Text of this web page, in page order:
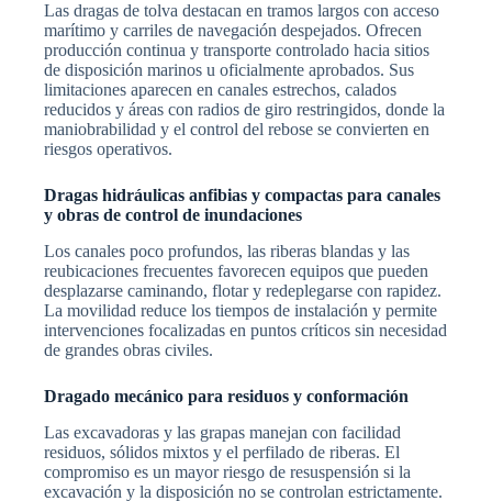
Las dragas de tolva destacan en tramos largos con acceso
marítimo y carriles de navegación despejados. Ofrecen
producción continua y transporte controlado hacia sitios
de disposición marinos u oficialmente aprobados. Sus
limitaciones aparecen en canales estrechos, calados
reducidos y áreas con radios de giro restringidos, donde la
maniobrabilidad y el control del rebose se convierten en
riesgos operativos.
Dragas hidráulicas anfibias y compactas para canales
y obras de control de inundaciones
Los canales poco profundos, las riberas blandas y las
reubicaciones frecuentes favorecen equipos que pueden
desplazarse caminando, flotar y redeplegarse con rapidez.
La movilidad reduce los tiempos de instalación y permite
intervenciones focalizadas en puntos críticos sin necesidad
de grandes obras civiles.
Dragado mecánico para residuos y conformación
Las excavadoras y las grapas manejan con facilidad
residuos, sólidos mixtos y el perfilado de riberas. El
compromiso es un mayor riesgo de resuspensión si la
excavación y la disposición no se controlan estrictamente.